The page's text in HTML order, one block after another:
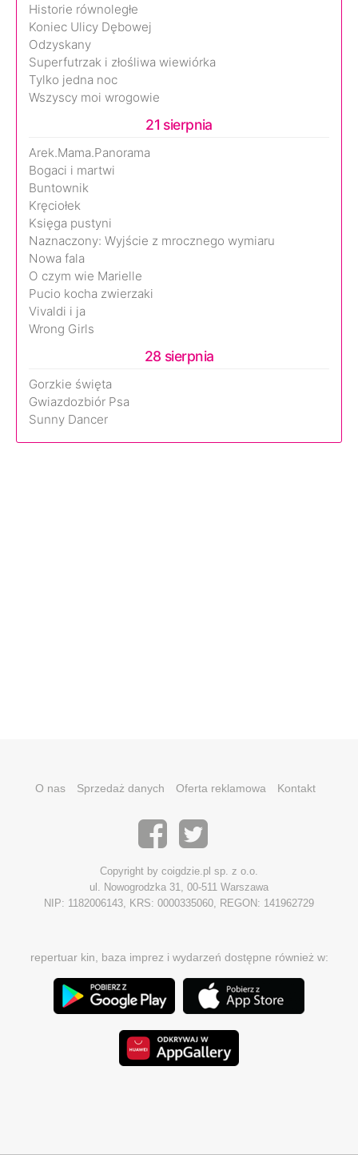
Historie równoległe
Koniec Ulicy Dębowej
Odzyskany
Superfutrzak i złośliwa wiewiórka
Tylko jedna noc
Wszyscy moi wrogowie
21 sierpnia
Arek.Mama.Panorama
Bogaci i martwi
Buntownik
Kręciołek
Księga pustyni
Naznaczony: Wyjście z mrocznego wymiaru
Nowa fala
O czym wie Marielle
Pucio kocha zwierzaki
Vivaldi i ja
Wrong Girls
28 sierpnia
Gorzkie święta
Gwiazdozbiór Psa
Sunny Dancer
O nas Sprzedaż danych Oferta reklamowa Kontakt
Copyright by coigdzie.pl sp. z o.o.
ul. Nowogrodzka 31, 00-511 Warszawa
NIP: 1182006143, KRS: 0000335060, REGON: 141962729
repertuar kin, baza imprez i wydarzeń dostępne również w: